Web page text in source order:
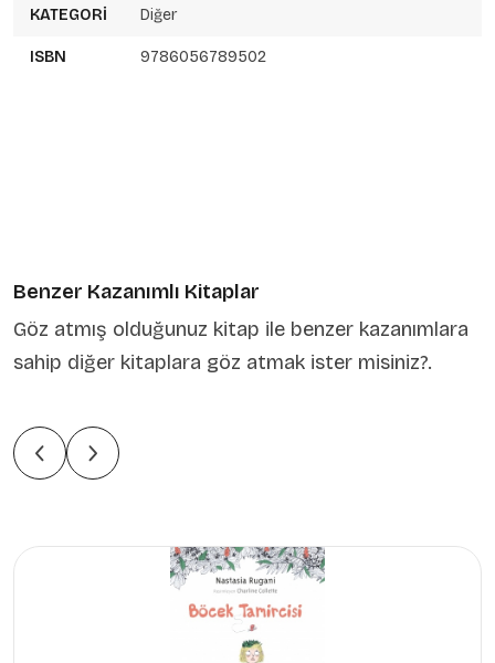
KATEGORI Diğer
ISBN 9786056789502
Benzer Kazanımlı Kitaplar
Göz atmış olduğunuz kitap ile benzer kazanımlara
sahip diğer kitaplara göz atmak ister misiniz?.